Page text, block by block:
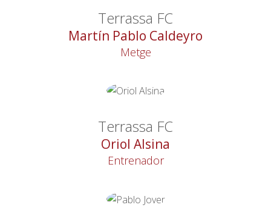
Terrassa FC
Martín Pablo Caldeyro
Metge
Terrassa FC
Oriol Alsina
Entrenador